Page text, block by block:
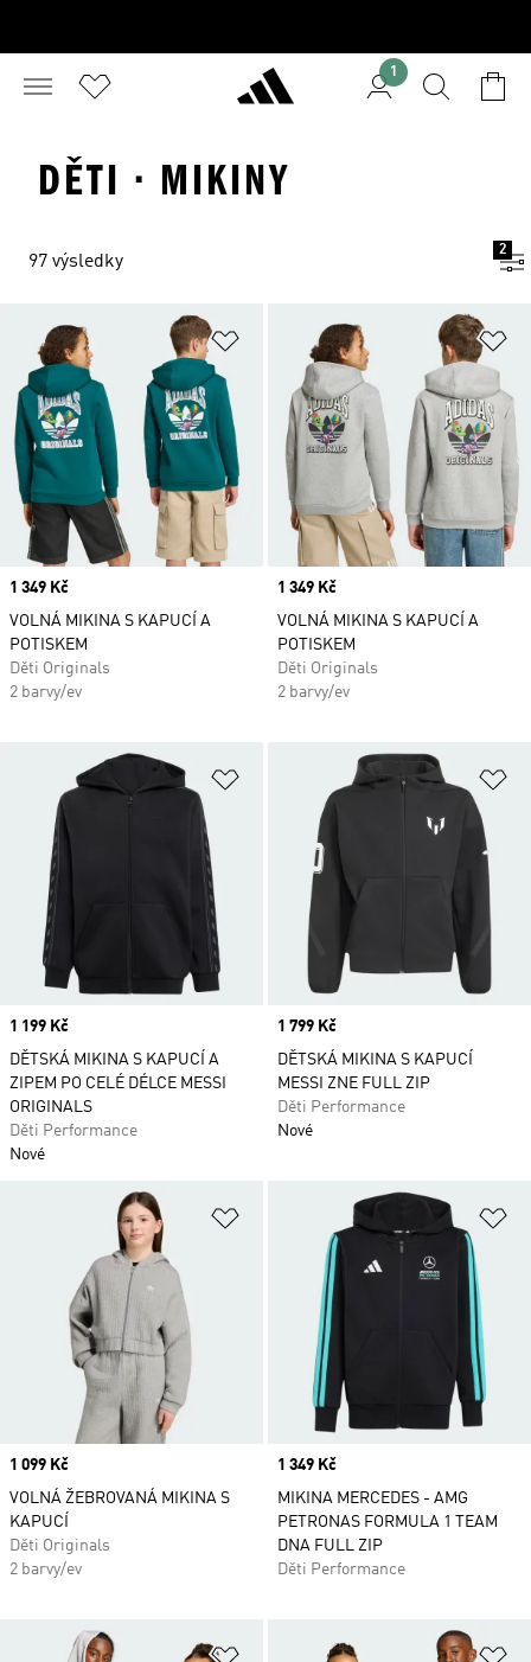
1
DĚTI · MIKINY
97 výsledky
2
Přidat do seznamu přání
Price
1 349 Kč
VOLNÁ MIKINA S KAPUCÍ A
POTISKEM
Děti Originals
2 barvy/ev
Price
1 349 Kč
VOLNÁ MIKINA S KAPUCÍ A
POTISKEM
Děti Originals
2 barvy/ev
Přidat do seznamu přání
Price
1 199 Kč
DĚTSKÁ MIKINA S KAPUCÍ A
ZIPEM PO CELÉ DÉLCE MESSI
ORIGINALS
Děti Performance
Nové
Price
1 799 Kč
DĚTSKÁ MIKINA S KAPUCÍ
MESSI ZNE FULL ZIP
Děti Performance
Nové
Přidat do seznamu přání
Price
1 099 Kč
VOLNÁ ŽEBROVANÁ MIKINA S
KAPUCÍ
Děti Originals
2 barvy/ev
Price
1 349 Kč
MIKINA MERCEDES - AMG
PETRONAS FORMULA 1 TEAM
DNA FULL ZIP
Děti Performance
Přidat do seznamu přání